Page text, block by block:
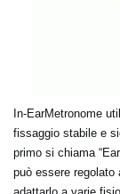
In-EarMetronome
fissaggio stabile e
primo si chiama
può essere regolato